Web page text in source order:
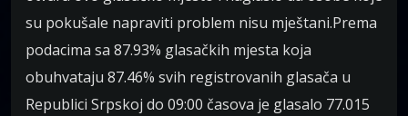
su pokušale napraviti problem nisu mještani.Prema
podacima sa 87.93% glasačkih mjesta koja
obuhvataju 87.46% svih registrovanih glasača u
Republici Srpskoj do 09:00 časova je glasalo 77.015